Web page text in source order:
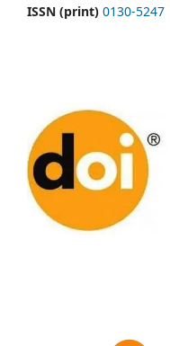
ISSN (print) 0130-5247